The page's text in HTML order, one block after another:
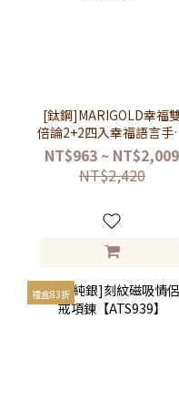
[鈦鋼]MARIGOLD幸福
倍論2+2四入幸福語言手
項鍊禮盒組【ATS056MD-
ATS090】
NT$963 ~ NT$2,009
NT$2,420
禮盒83折